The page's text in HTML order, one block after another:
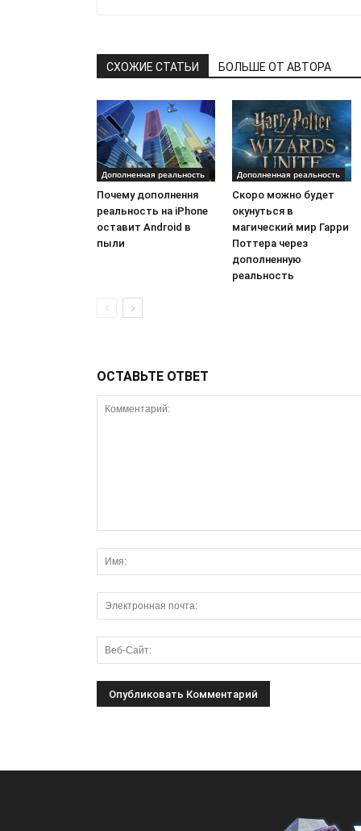
СХОЖИЕ СТАТЬИ БОЛЬШЕ ОТ АВТОРА
Дополненная реальность
Почему дополнення
реальность на iPhone
оставит Android в
пыли
Дополненная реальность
Скоро можно будет
окунуться в
магический мир Гарри
Поттера через
дополненную
реальность
ОСТАВЬТЕ ОТВЕТ